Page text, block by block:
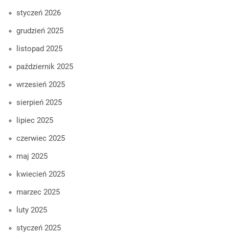
styczeń 2026
grudzień 2025
listopad 2025
październik 2025
wrzesień 2025
sierpień 2025
lipiec 2025
czerwiec 2025
maj 2025
kwiecień 2025
marzec 2025
luty 2025
styczeń 2025